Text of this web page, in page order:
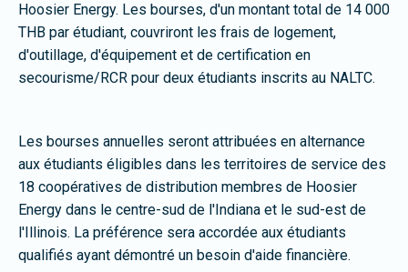
Hoosier Energy. Les bourses, d'un montant total de 14 000
THB par étudiant, couvriront les frais de logement,
d'outillage, d'équipement et de certification en
secourisme/RCR pour deux étudiants inscrits au NALTC.
Les bourses annuelles seront attribuées en alternance
aux étudiants éligibles dans les territoires de service des
18 coopératives de distribution membres de Hoosier
Energy dans le centre-sud de l'Indiana et le sud-est de
l'Illinois. La préférence sera accordée aux étudiants
qualifiés ayant démontré un besoin d'aide financière.